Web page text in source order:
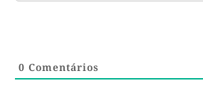
0 Comentários